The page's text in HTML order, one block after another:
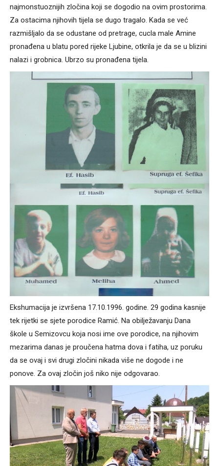
najmonstuoznijih zločina koji se dogodio na ovim prostorima.
Za ostacima njihovih tijela se dugo tragalo. Kada se već
razmišljalo da se odustane od pretrage, cucla male Amine
pronađena u blatu pored rijeke Ljubine, otkrila je da se u blizini
nalazi i grobnica. Ubrzo su pronađena tijela.
Ekshumacija je izvršena 17.10.1996. godine. 29 godina kasnije
tek rijetki se sjete porodice Ramić. Na obilježavanju Dana
škole u Semizovcu koja nosi ime ove porodice, na njihovim
mezarima danas je proučena hatma dova i fatiha, uz poruku
da se ovaj i svi drugi zločini nikada više ne dogode i ne
ponove. Za ovaj zločin još niko nije odgovarao.